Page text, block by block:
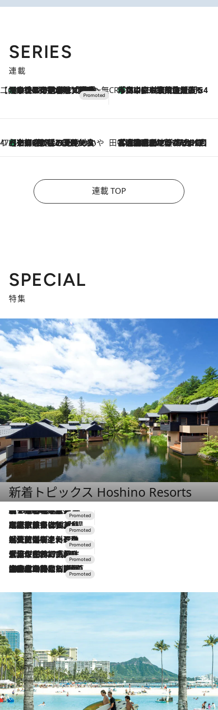
SERIES
連載
【CREA×星野リゾート】唯一無二。癒しと発見が待つ場所へ
2026.8.7
【トンボの足水浴】ヒノキの香りに包まれて涼感マックス！約13℃の湧水かけ流しを避暑地「星野温泉 トンボの湯」で体験 CREA'S CHOICE
2026.8.7
「立川にも歌舞伎があるんだよ」 片岡仁左衛門・市川中車ら豪華座組みで4年目の立川立飛歌舞伎へ
47都道府県の手みやげ ひんやりスイーツで夏を満喫
2026.8.7
【京都府】この夏絶対食べたい 冷やしておいしいおやつ3選 ひと口目から心を掴む新緑のテリーヌ 田中稲の勝手に再ブーム
2026.8.7
「湘南乃風に憧れて」観客大盛上がりの“タオル回し”に、ラッパー顔負けの高速歌唱まで…さだまさし（74）のアグレッシブすぎる現在地
連載 TOP
SPECIAL
特集
新着トピックス Hoshino Resorts
2026.8.7
【トンボの足水浴】ヒノキの香りに包まれて涼感マックス！約13℃の湧水かけ流しを避暑地「星野温泉 トンボの湯」で体験
2026.7.31
【ホテル帰省】という選択肢をOMOが提案。家族とほどよい距離を保つには「昼は実家、夜は気兼ねなくホテルで！」
2026.7.24
【夏限定ディナーコース】旬を迎える稚鮎や花ズッキーニなどをイタリア・トスカーナの郷土料理の手法で満喫！
2026.7.17
「土佐和ハーブかき氷」がOMO7高知に登場！生姜、山椒、大葉など目にも舌にも涼を呼ぶ郷土の味
2026.7.10
NEW OPEN！【界 草津】名湯の地に誕生。趣の異なる2種の温泉と上州ならではの会席・蕎麦割烹など美食を味わう究極の癒やし旅